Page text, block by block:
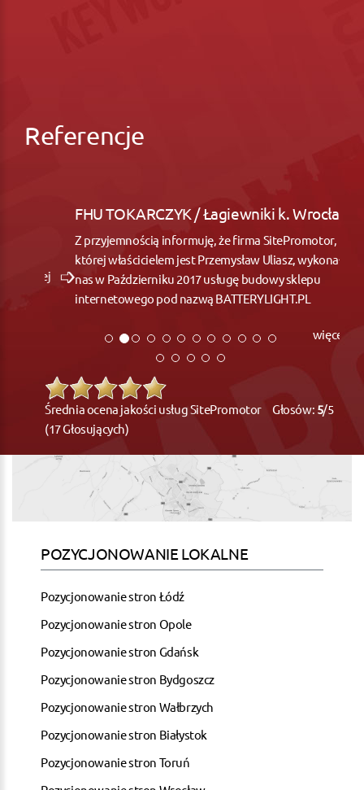
Referencje
FHU TOKARCZYK / Łagiewniki k. Wrocław
Z przyjemnością informuję, że firma SitePromotor,
której właścicielem jest Przemysław Uliasz, wykonała dla
nas w Październiku 2017 usługę budowy sklepu
internetowego pod nazwą BATTERYLIGHT.PL
więcej
Średnia ocena jakości usług SitePromotor Głosów: 5/5
(17 Głosujących)
POZYCJONOWANIE LOKALNE
Pozycjonowanie stron Łódź
Pozycjonowanie stron Opole
Pozycjonowanie stron Gdańsk
Pozycjonowanie stron Bydgoszcz
Pozycjonowanie stron Wałbrzych
Pozycjonowanie stron Białystok
Pozycjonowanie stron Toruń